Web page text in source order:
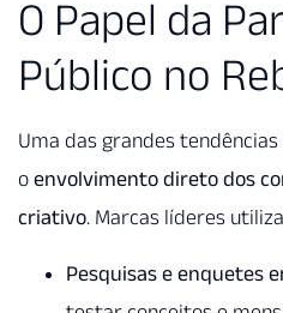
O Papel da
Público no
Uma das grandes
o envolvimento direto dos
criativo. Marcas líderes
Pesquisas e enquetes